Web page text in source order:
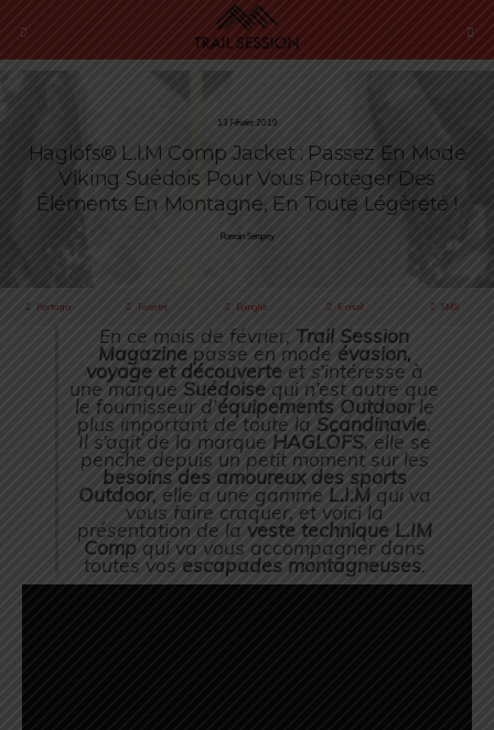
13 Février 2019
Haglöfs® L.I.M Comp Jacket : Passez En Mode
Viking Suédois Pour Vous Protéger Des
Éléments En Montagne, En Toute Légèreté !
Romain Sempey
Partager Tweeter Épingler E-mail SMS
En ce mois de février, Trail Session
Magazine passe en mode évasion,
voyage et découverteet s’intéresse à
une marque Suédoise qui n’est autre que
le fournisseur d’équipements Outdoorle
plus important de toute la Scandinavie.
Il s’agit de la marque HAGLÖFS, elle se
penche depuis un petit moment sur les
besoins des amoureux des sports
Outdoor, elle a une gamme L.I.Mqui va
vous faire craquer, et voici la
présentation de la veste technique L.IM
Comp qui va vous accompagner dans
toutes vos escapades montagneuses.